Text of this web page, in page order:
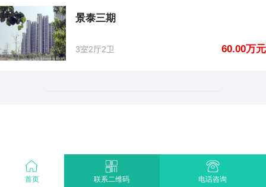
首页 联系二维码 电话咨询
景泰三期
3室2厅2卫 60.00万元